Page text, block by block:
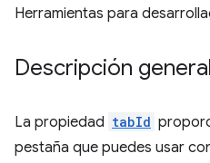
Herramientas para
Descripción general
La propiedad tabId
pestaña que puedes usar